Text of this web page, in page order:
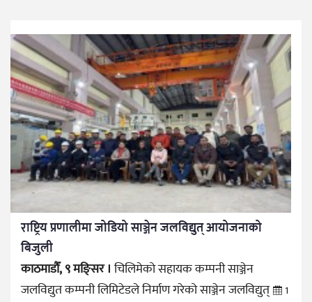
राष्ट्रिय प्रणालीमा जोडियो साञ्जेन जलविद्युत् आयोजनाको
बिजुली
काठमाडौँ, ९ मङ्सिर ।चिलिमेको सहायक कम्पनी साञ्जेन
जलविद्युत कम्पनी लिमिटेडले निर्माण गरेको साञ्जेन जलविद्युत्
1